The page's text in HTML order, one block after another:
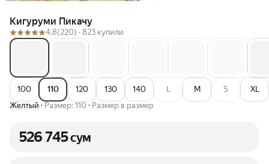
Кигуруми Пикачу
4.8(220) · 823 купили
100 110 120 130 140 L M S
XL
Желтый · Размер: 110 · Размер в размер
526 745сум